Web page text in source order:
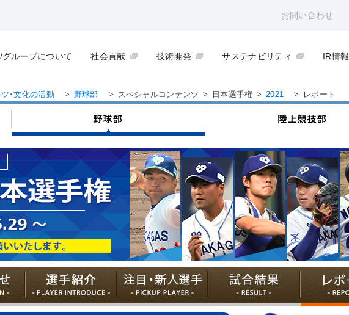
お問い合わせ
グループについて 社会貢献 技術開発 サステナビリティ IR情報
・文化の活動 > 野球部 > スペシャルコンテンツ > 日本選手権 > 2021 > レポート